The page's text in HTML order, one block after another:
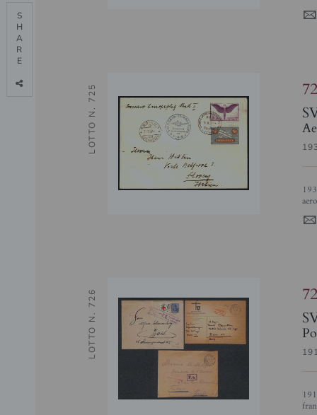
4
1939 (15/21 maggio) - Europaflug Zurigo Zurigo - Muller 438 -
4
LOTTO N. 725
1915/1939 - Posta Militare - tre buste (una raccomandata) e tre cartoline in
LOTTO N. 726
S
H
A
R
E